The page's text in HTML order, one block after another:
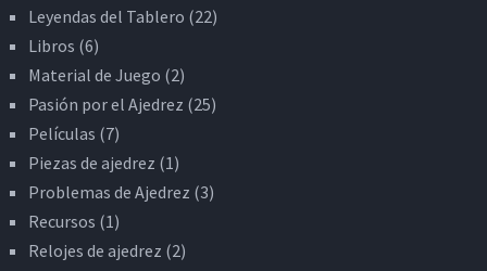
Leyendas del Tablero (22)
Libros (6)
Material de Juego (2)
Pasión por el Ajedrez (25)
Películas (7)
Piezas de ajedrez (1)
Problemas de Ajedrez (3)
Recursos (1)
Relojes de ajedrez (2)